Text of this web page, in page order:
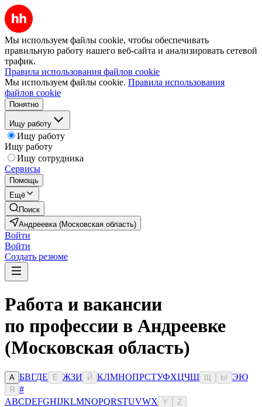
Мы используем файлы cookie, чтобы обеспечивать
правильную работу нашего веб-сайта и анализировать сетевой
трафик.
Правила использования файлов cookie
Мы используем файлы cookie. Правила использования
файлов cookie
Понятно
Ищу работу
Ищу работу
Ищу работу
Ищу сотрудника
Сервисы
Помощь
Ещё
Поиск
Андреевка (Московская область)
Войти
Войти
Создать резюме
Работа и вакансии
по профессии в Андреевке
(Московская область)
А БВГДЕ Ё ЖЗИ Й КЛМНОПРСТУФХЦЧШ Ы ЭЮ
Я
#
ABCDEFGHIJKLMNOPQRSTUVWX Y Z